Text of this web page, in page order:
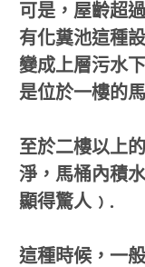
可是，屋齡超
有化糞池這種
變成上層污水
是位於一樓的
至於二樓以上
淨，馬桶內積
顯得驚人﹚.
這種時候，一